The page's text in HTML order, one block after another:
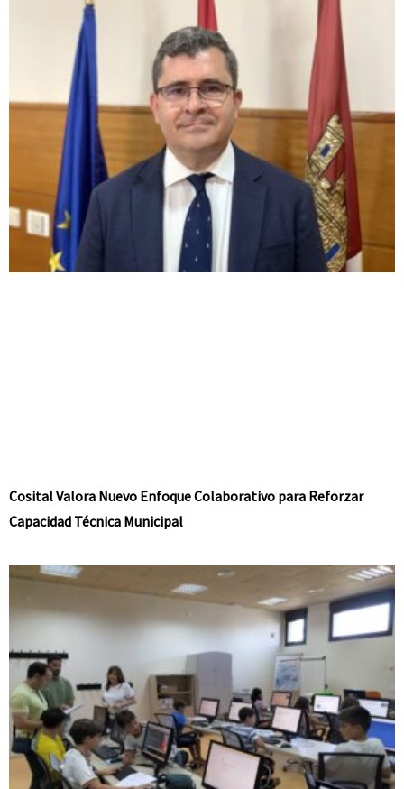
Cosital Valora Nuevo Enfoque Colaborativo para Reforzar
Capacidad Técnica Municipal